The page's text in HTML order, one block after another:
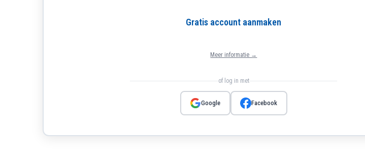
Gratis account aanmaken
Meer informatie →
of log in met
Google Facebook